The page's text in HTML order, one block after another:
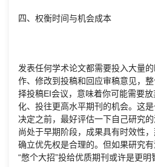
四、权衡时间与机会成本
发表任何学术论文都需要投入大量
作、修改到投稿和回应审稿意见，
择投稿EI会议，意味着你可能需要
化、投往更高水平期刊的机会。这
决定之前，最好评估一下自己研究
尚处于早期阶段，成果具有时效性
确立优先权是合理的。但如果研究
“憋个大招”投给优质期刊或许是更明